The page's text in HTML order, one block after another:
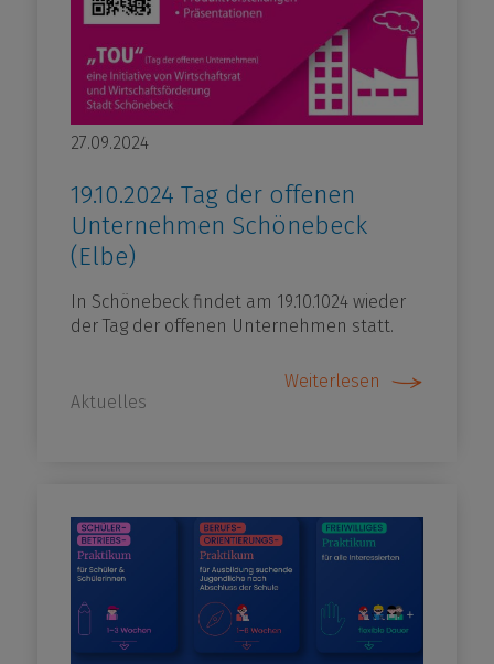
27.09.2024
19.10.2024 Tag der offenen
Unternehmen Schönebeck
(Elbe)
In Schönebeck findet am 19.10.1024 wieder
der Tag der offenen Unternehmen statt.
Weiterlesen
Aktuelles